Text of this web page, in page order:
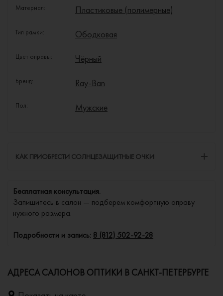
Материал: Пластиковые (полимерные)
Тип рамки: Ободковая
Цвет оправы: Чёрный
Бренд: Ray-Ban
Пол: Мужские
КАК ПРИОБРЕСТИ СОЛНЦЕЗАЩИТНЫЕ ОЧКИ
Бесплатная консультация.
Запишитесь в салон — подберем комфортную оправу
нужного размера.
Подробности и запись: 8 (812) 502-92-28
АДРЕСА САЛОНОВ ОПТИКИ В САНКТ-ПЕТЕРБУРГЕ